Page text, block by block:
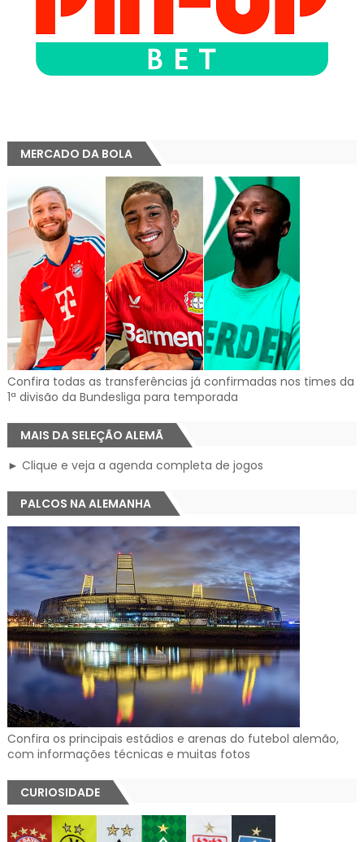
MERCADO DA BOLA
Confira todas as transferências já confirmadas nos times da
1ª divisão da Bundesliga para temporada
MAIS DA SELEÇÃO ALEMÃ
► Clique e veja a agenda completa de jogos
PALCOS NA ALEMANHA
Confira os principais estádios e arenas do futebol alemão,
com informações técnicas e muitas fotos
CURIOSIDADE